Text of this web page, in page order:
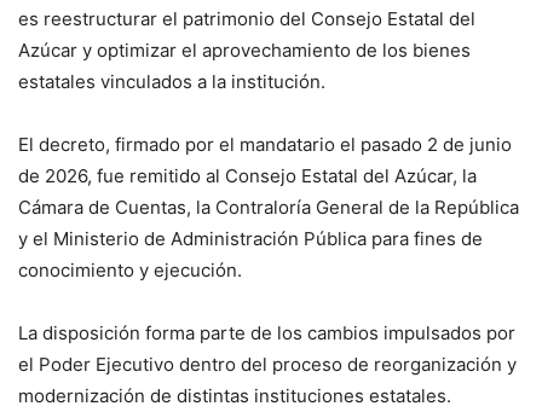
es reestructurar el patrimonio del Consejo Estatal del
Azúcar y optimizar el aprovechamiento de los bienes
estatales vinculados a la institución.
El decreto, firmado por el mandatario el pasado 2 de junio
de 2026, fue remitido al Consejo Estatal del Azúcar, la
Cámara de Cuentas, la Contraloría General de la República
y el Ministerio de Administración Pública para fines de
conocimiento y ejecución.
La disposición forma parte de los cambios impulsados por
el Poder Ejecutivo dentro del proceso de reorganización y
modernización de distintas instituciones estatales.